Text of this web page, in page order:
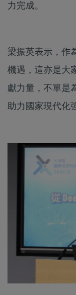
力完成。
梁振英表示，作
機遇，這亦是大
獻力量，不單是
助力國家現代化